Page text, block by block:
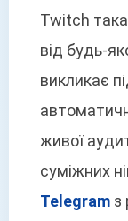
Twitch така
від будь-
викликає
живої
суміжних
Telegram з